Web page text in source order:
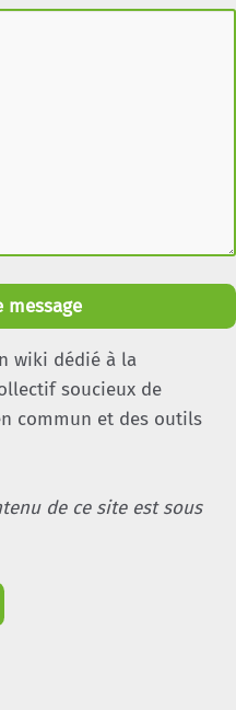
message
wiki dédié à la
soucieux de
commun et des outils
de ce site est sous